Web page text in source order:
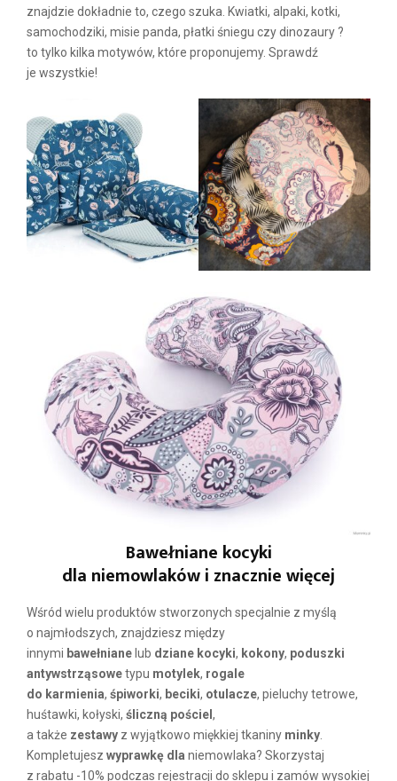
znajdzie dokładnie to, czego szuka. Kwiatki, alpaki, kotki,
samochodziki, misie panda, płatki śniegu czy dinozaury ?
to tylko kilka motywów, które proponujemy. Sprawdź
je wszystkie!
Bawełniane kocyki
dla niemowlakówi znacznie więcej
Wśród wielu produktów stworzonych specjalnie z myślą
o najmłodszych, znajdziesz między
innymi bawełniane lub dziane kocyki, kokony, poduszki
antywstrząsowetypu motylek, rogale
do karmienia, śpiworki, beciki, otulacze, pieluchy tetrowe,
huśtawki, kołyski, śliczną pościel ,
a także zestawy z wyjątkowo miękkiej tkaniny minky
Kompletujesz wyprawkę dla niemowlaka? Skorzystaj
z rabatu -10% podczas rejestracji do sklepu i zamów wysokiej